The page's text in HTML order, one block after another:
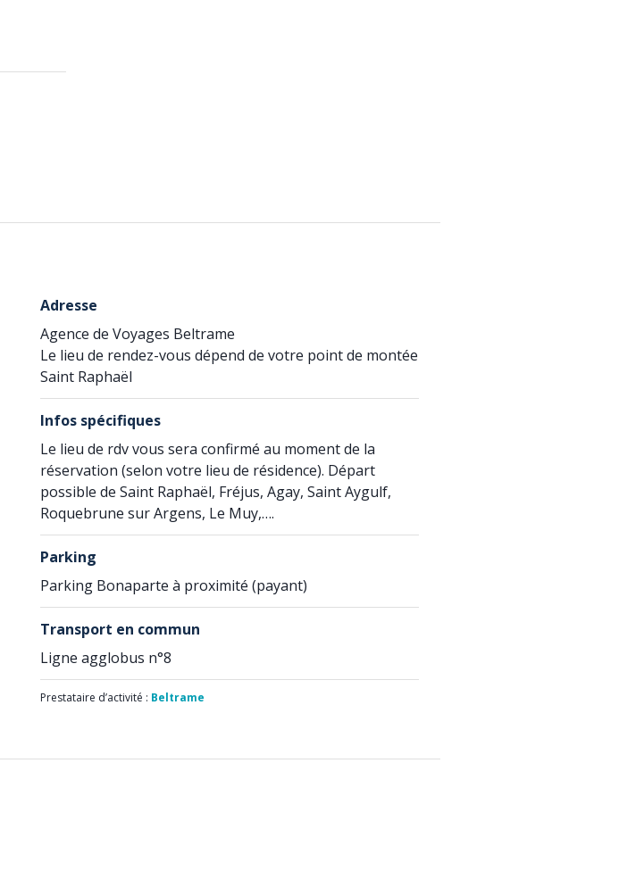
Adresse
Agence de Voyages Beltrame
Le lieu de rendez-vous dépend de votre point de montée
Saint Raphaël
Infos spécifiques
Le lieu de rdv vous sera confirmé au moment de la
réservation (selon votre lieu de résidence). Départ
possible de Saint Raphaël, Fréjus, Agay, Saint Aygulf,
Roquebrune sur Argens, Le Muy,….
Parking
Parking Bonaparte à proximité (payant)
Transport en commun
Ligne agglobus n°8
Prestataire d’activité : Beltrame